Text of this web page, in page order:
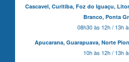
Cascavel, Curitiba,Foz do Iguaçu,
Branco, Ponta
08h30 às 12h / 13h
Apucarana, Guarapuava, Norte
10h às 12h / 13h